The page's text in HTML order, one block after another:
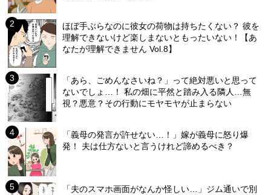
ほぼ手ぶらなのに彼女の荷物は持ちたくない？ 彼を
理解できないけど楽しまないともったいない！【あ
なたが理解できません Vol.8】
「あら、ごめんなさいね？」って絶対悪いと思って
ないでしょ…！ 私の畑に平然と踏み入る隣人…無
視？悪意？その行動にモヤモヤが止まらない
「義母の発言が許せない…！」嫁が義母に怒り爆
発！ 夫は仕方ないと言うけれど諦めるべき？
「夫のスマホ画面がなんか怪しい…」ジム通いで別